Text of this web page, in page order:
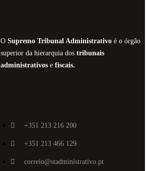
O Supremo Tribunal Administrativoé o órgão
superior da hierarquia dos tribunais
administrativose fiscais.
+351 213 216 200
+351 213 466 129
correio@stadministrativo.pt